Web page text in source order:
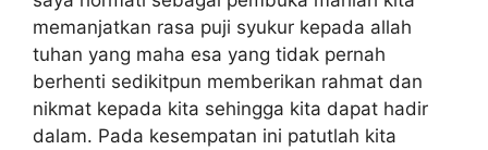
memanjatkan rasa puji syukur kepada allah
tuhan yang maha esa yang tidak pernah
berhenti sedikitpun memberikan rahmat dan
nikmat kepada kita sehingga kita dapat hadir
dalam. Pada kesempatan ini patutlah kita